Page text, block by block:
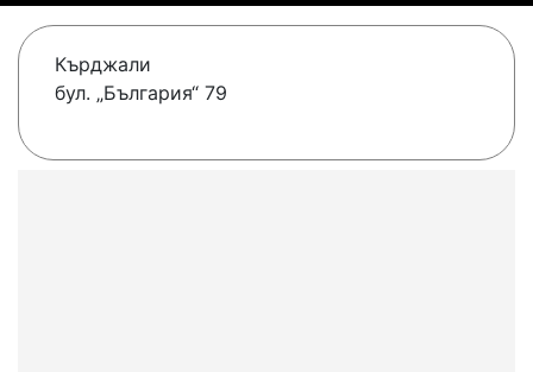
Кърджали
бул. „България“ 79